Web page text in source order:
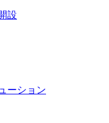
設
ーション